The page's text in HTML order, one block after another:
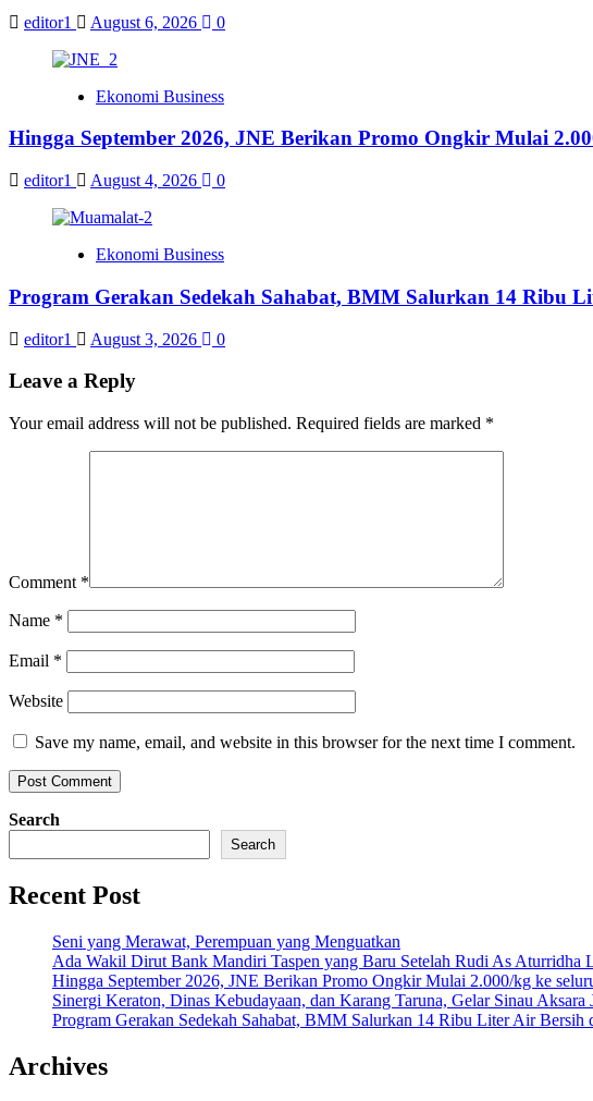
editor1 August 6, 2026 0
Ekonomi Business
Hingga September 2026, JNE Berikan Promo Ongkir Mulai
editor1 August 4, 2026 0
Ekonomi Business
Program Gerakan Sedekah Sahabat, BMM Salurkan 14 Ribu
editor1 August 3, 2026 0
Leave a Reply
Your email address will not be published. Required fields are marked *
Comment *
Name *
Email *
Website
Save my name, email, and website in this browser for the next time I comment.
Search
Search
Recent Post
Seni yang Merawat, Perempuan yang Menguatkan
Ada Wakil Dirut Bank Mandiri Taspen yang Baru Setelah Rudi As Aturridha
Hingga September 2026, JNE Berikan Promo Ongkir Mulai 2.000/kg ke
Sinergi Keraton, Dinas Kebudayaan, dan Karang Taruna, Gelar Sinau
Program Gerakan Sedekah Sahabat, BMM Salurkan 14 Ribu Liter Air Bersih
Archives